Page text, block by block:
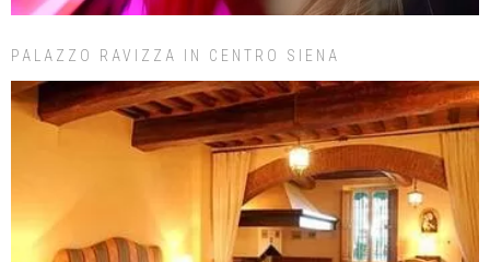
PALAZZO RAVIZZA IN CENTRO SIENA